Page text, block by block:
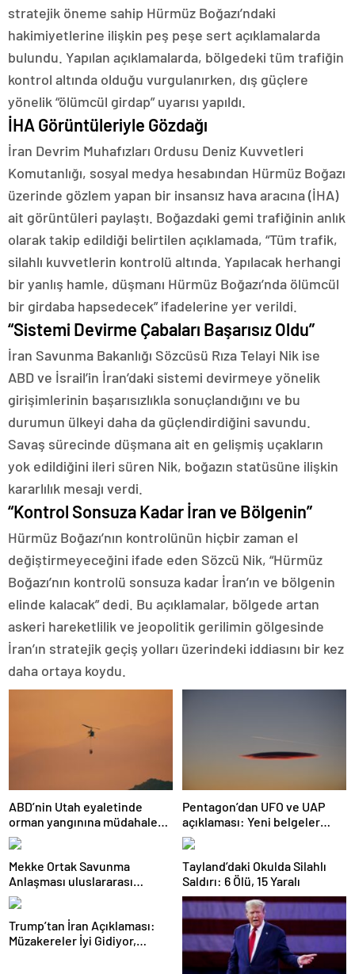
stratejik öneme sahip Hürmüz Boğazı’ndaki
hakimiyetlerine ilişkin peş peşe sert açıklamalarda
bulundu. Yapılan açıklamalarda, bölgedeki tüm trafiğin
kontrol altında olduğu vurgulanırken, dış güçlere
yönelik “ölümcül girdap” uyarısı yapıldı.
İHA Görüntüleriyle Gözdağı
İran Devrim Muhafızları Ordusu Deniz Kuvvetleri
Komutanlığı, sosyal medya hesabından Hürmüz Boğazı
üzerinde gözlem yapan bir insansız hava aracına (İHA)
ait görüntüleri paylaştı. Boğazdaki gemi trafiğinin anlık
olarak takip edildiği belirtilen açıklamada, “Tüm trafik,
silahlı kuvvetlerin kontrolü altında. Yapılacak herhangi
bir yanlış hamle, düşmanı Hürmüz Boğazı’nda ölümcül
bir girdaba hapsedecek” ifadelerine yer verildi.
“Sistemi Devirme Çabaları Başarısız Oldu”
İran Savunma Bakanlığı Sözcüsü Rıza Telayi Nik ise
ABD ve İsrail’in İran’daki sistemi devirmeye yönelik
girişimlerinin başarısızlıkla sonuçlandığını ve bu
durumun ülkeyi daha da güçlendirdiğini savundu.
Savaş sürecinde düşmana ait en gelişmiş uçakların
yok edildiğini ileri süren Nik, boğazın statüsüne ilişkin
kararlılık mesajı verdi.
“Kontrol Sonsuza Kadar İran ve Bölgenin”
Hürmüz Boğazı’nın kontrolünün hiçbir zaman el
değiştirmeyeceğini ifade eden Sözcü Nik, “Hürmüz
Boğazı’nın kontrolü sonsuza kadar İran’ın ve bölgenin
elinde kalacak” dedi. Bu açıklamalar, bölgede artan
askeri hareketlilik ve jeopolitik gerilimin gölgesinde
İran’ın stratejik geçiş yolları üzerindeki iddiasını bir kez
daha ortaya koydu.
ABD’nin Utah eyaletinde
orman yangınına müdahale
eden helikopter düştü
Pentagon’dan UFO ve UAP
açıklaması: Yeni belgeler
kamuoyuyla paylaşıldı
Mekke Ortak Savunma
Anlaşması uluslararası
basında geniş yankı uyandırdı
Tayland’daki Okulda Silahlı
Saldırı: 6 Ölü, 15 Yaralı
Trump’tan İran Açıklaması:
Müzakereler İyi Gidiyor,